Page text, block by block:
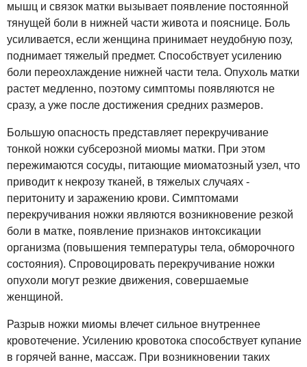
мышц и связок матки вызывает появление постоянной
тянущей боли в нижней части живота и пояснице. Боль
усиливается, если женщина принимает неудобную позу,
поднимает тяжелый предмет. Способствует усилению
боли переохлаждение нижней части тела. Опухоль матки
растет медленно, поэтому симптомы появляются не
сразу, а уже после достижения средних размеров.
Большую опасность представляет перекручивание
тонкой ножки субсерозной миомы матки. При этом
пережимаются сосуды, питающие миоматозный узел, что
приводит к некрозу тканей, в тяжелых случаях -
перитониту и заражению крови. Симптомами
перекручивания ножки являются возникновение резкой
боли в матке, появление признаков интоксикации
организма (повышения температуры тела, обморочного
состояния). Спровоцировать перекручивание ножки
опухоли могут резкие движения, совершаемые
женщиной.
Разрыв ножки миомы влечет сильное внутреннее
кровотечение. Усилению кровотока способствует купание
в горячей ванне, массаж. При возникновении таких